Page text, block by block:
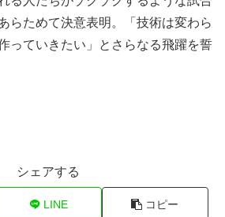
らためて決意表明。「技術は変わら
っていきたい」とさらなる飛躍を誓
シェアする
LINE コピー